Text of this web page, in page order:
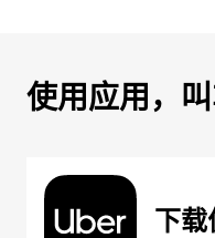
使用应用，
下载